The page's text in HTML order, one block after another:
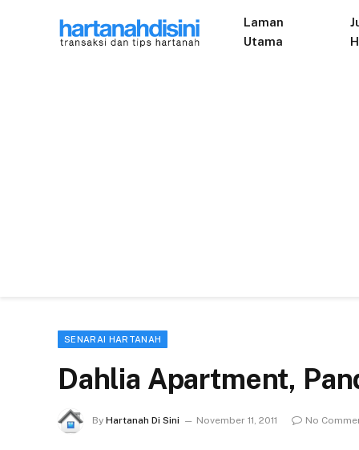
Laman
Utama
SENARAI HARTANAH
Dahlia Apartment,
By Hartanah Di Sini November 11, 2011 No